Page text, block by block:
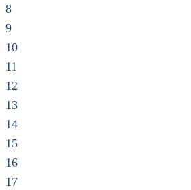
8
9
10
11
12
13
14
15
16
17